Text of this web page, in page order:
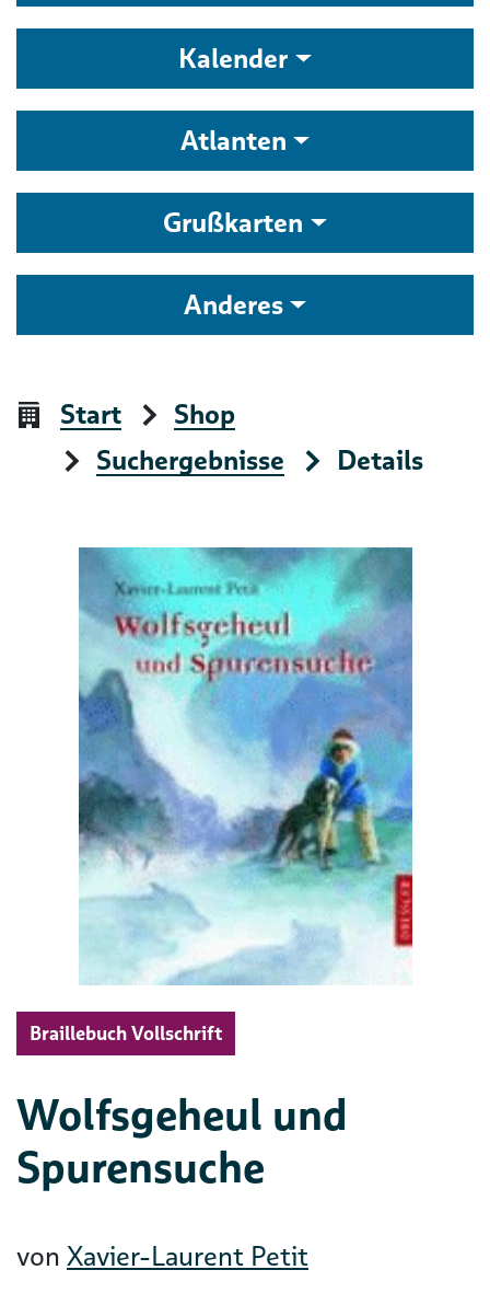
Kalender
Atlanten
Grußkarten
Anderes
Start
Shop
Suchergebnisse
Details
Braillebuch Vollschrift
Wolfsgeheul und
Spurensuche
von Xavier-Laurent Petit